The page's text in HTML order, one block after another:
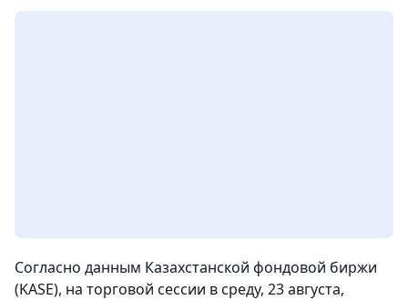
Согласно данным Казахстанской фондовой биржи
(KASE), на торговой сессии в среду, 23 августа,